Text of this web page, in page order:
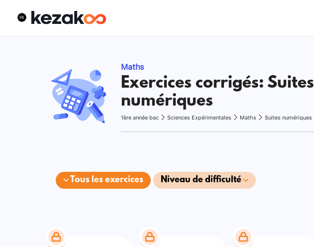
Maths
Exercices corrigés: Suites
numériques
1ère année bac Sciences Expérimentales Maths Suites numériques
Tous les exercices Niveau de difficulté